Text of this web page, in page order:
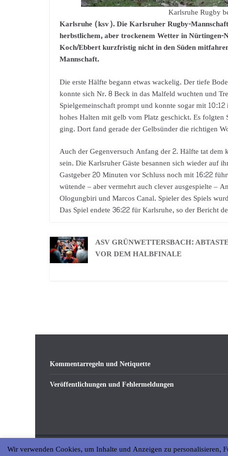
Karlsruhe Rugby
Karlsruhe (ksv). Die Karlsruher Rugby-
herbstlichem, aber trockenem Wetter in Nürtingen-
Koch/Ebbert kurzfristig nicht in den Süden
Mannschaft.
Die erste Hälfte begann etwas wackelig. Der tiefe
konnte sich Nr. 8 Beck in das Malfeld wuchten und
Spielgemeinschaft prompt und konnte sogar mit
hohes Halten mit gelb vom Platz geschickt. Es folgten
ging. Dort fand gerade der Gelbsünder die richtigen
Auch der Gegenversuch Anfang der 2. Hälfte tat dem
sein. Die Karlsruher Gäste besannen sich wieder auf
Gastgeber 20 Minuten vor Schluss noch mit 16:22
wütende – aber vermehrt auch clever ausgespielte –
Ologungbiri und Marcos Canal. Spieler des Spiels
Das Spiel endete 36:22 für Karlsruhe, so der Bericht
ASV GRÜNWETTERSBACH:
VOR DEM HALBFINALE
Kommentarregeln und Netiquette
Veröffentlichungen und Fehlermeldungen
Copyright © 2026abseits-ka . All rights reserved.
Wir verwenden Cookies, um Inhalte und Anzeigen zu